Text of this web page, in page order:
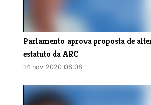
​Parlamento aprova proposta de
estatuto da ARC
14 nov 2020 08:08